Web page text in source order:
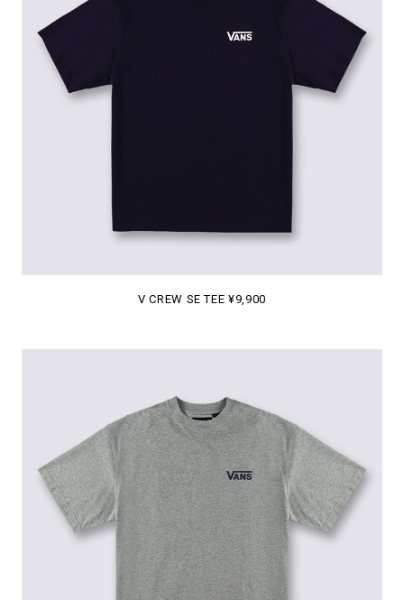
V CREW SE TEE ¥9,900